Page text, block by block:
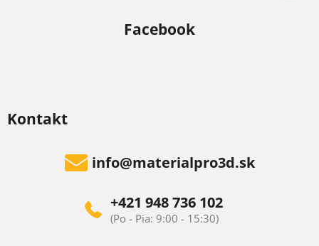
Kontakt
info@materialpro3d.sk
+421 948 736 102
Facebook